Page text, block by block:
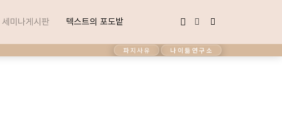
세미나게시판 텍스트의 포도밭
세미나게시판 텍스트의 포도밭
파지사유 나이듦연구소